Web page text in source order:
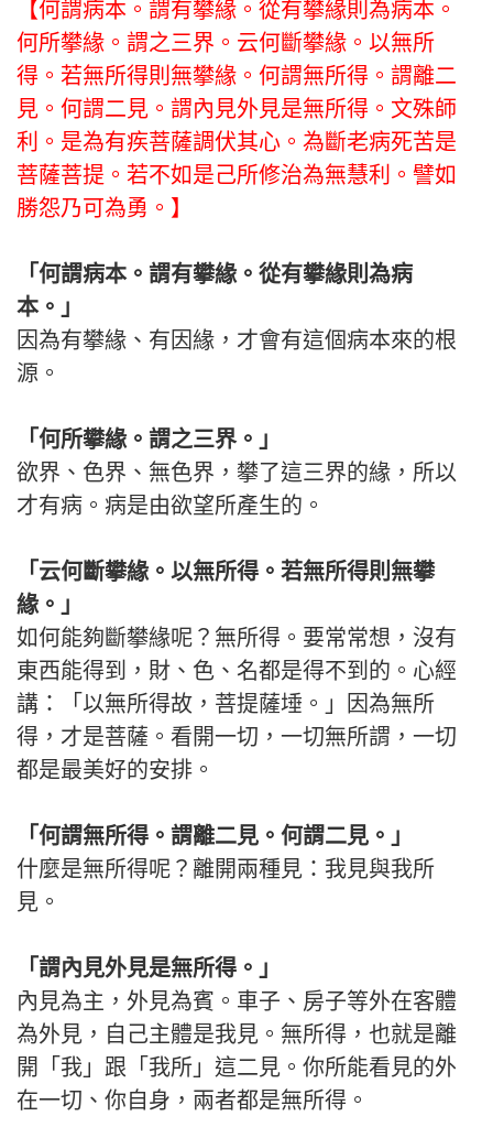
【何謂病本。謂有攀緣。從有攀緣則為病本。
何所攀緣。謂之三界。云何斷攀緣。以無所
得。若無所得則無攀緣。何謂無所得。謂離二
見。何謂二見。謂內見外見是無所得。文殊師
利。是為有疾菩薩調伏其心。為斷老病死苦是
菩薩菩提。若不如是己所修治為無慧利。譬如
勝怨乃可為勇。】
「何謂病本。謂有攀緣。從有攀緣則為病
本。」
因為有攀緣、有因緣，才會有這個病本來的根
源。
「何所攀緣。謂之三界。」
欲界、色界、無色界，攀了這三界的緣，所以
才有病。病是由欲望所產生的。
「云何斷攀緣。以無所得。若無所得則無攀
緣。」
如何能夠斷攀緣呢？無所得。要常常想，沒有
東西能得到，財、色、名都是得不到的。心經
講：「以無所得故，菩提薩埵。」因為無所
得，才是菩薩。看開一切，一切無所謂，一切
都是最美好的安排。
「何謂無所得。謂離二見。何謂二見。」
什麼是無所得呢？離開兩種見：我見與我所
見。
「謂內見外見是無所得。」
內見為主，外見為賓。車子、房子等外在客體
為外見，自己主體是我見。無所得，也就是離
開「我」跟「我所」這二見。你所能看見的外
在一切、你自身，兩者都是無所得。